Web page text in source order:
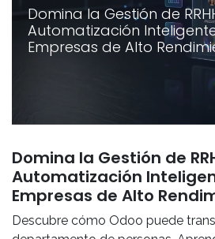
Domina la Gestión de
Automatización
Empresas de Alto
Domina la Gestión de
Automatización
Empresas de Alto
Descubre cómo Odoo puede